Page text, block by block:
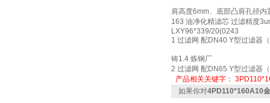
肩高度6mm、底部凸肩孔径内
163 油净化精滤芯 过滤精度
LXY96*339/20(0243
1 过滤网 配DN40 Y型过滤器
铸1.4 炼钢厂
2 过滤网 配DN65 Y型过滤器
产品相关关键字：
如果你对4PD110*160A10